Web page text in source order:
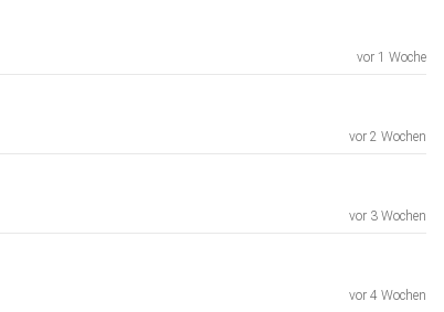
vor 1 Woche
vor 2 Wochen
vor 3 Wochen
vor 4 Wochen